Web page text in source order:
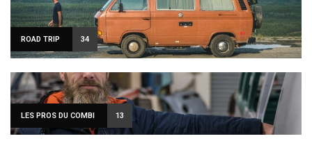
ROAD TRIP 34
LES PROS DU COMBI 13